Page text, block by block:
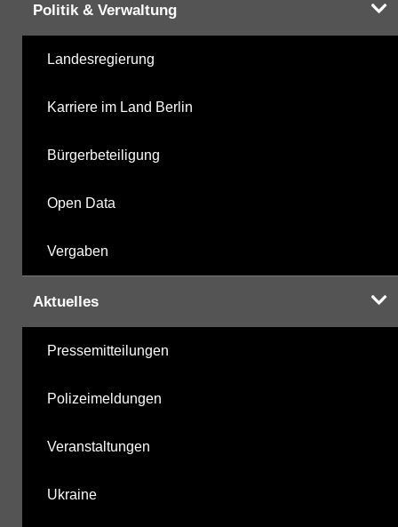
Politik & Verwaltung
Landesregierung
Karriere im Land Berlin
Bürgerbeteiligung
Open Data
Vergaben
Aktuelles
Pressemitteilungen
Polizeimeldungen
Veranstaltungen
Ukraine